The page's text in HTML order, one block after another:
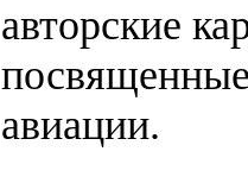
авторские
авиации.